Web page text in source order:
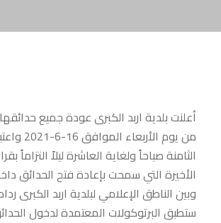
أعلنت بلدية اربد الكبرى عودة جميع
من يوم
الثامنة صباحاً ولغاية العاشرة ليلاً التزاماً
الأخيرة التي سمحت بإعادة فتح الحدائق
وبين الناطق الإعلامي لبلدية اربد الكبرى
ستطبق البرتوكولات المعتمدة لدخول